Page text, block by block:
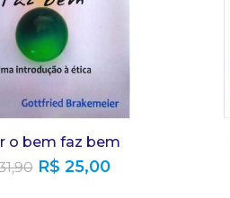
o bem faz bem
R$ 25,00